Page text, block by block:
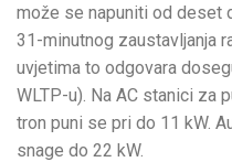
može se napuniti od deset
31-minutnog zaustavljanja
uvjetima to odgovara
WLTP-u). Na AC stanici za
tron puni se pri do 11 kW.
snage do 22 kW.